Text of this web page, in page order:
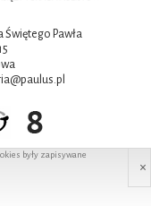
Świętego Pawła
Pawła
były zapisywane
×